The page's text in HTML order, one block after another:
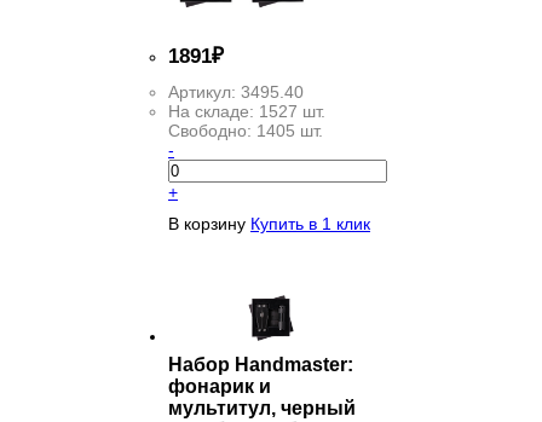
1891₽
Артикул: 3495.40
На складе: 1527 шт.
Свободно: 1405 шт.
-
+
В корзину Купить в 1 клик
Набор Handmaster:
фонарик и
мультитул, черный